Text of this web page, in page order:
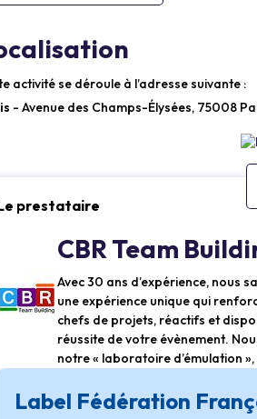
activité se déroule à l’adresse suivante :
- Avenue des Champs-Élysées, 75008
prestataire
CBR Team
Avec 30 ans d’expérience, nous
une expérience unique qui
chefs de projets, réactifs et
réussite de votre évènement.
notre « laboratoire d’émulation
Label Fédération